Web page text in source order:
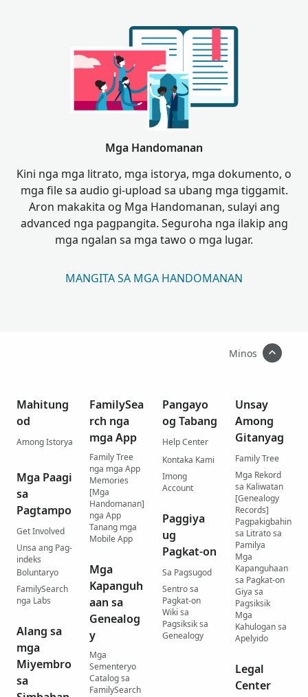
Mga Handomanan
Kini nga mga litrato, mga istorya, mga dokumento, o
mga file sa audio gi-upload sa ubang mga tiggamit.
Aron makakita og Mga Handomanan, sulayi ang
advanced nga pagpangita. Seguroha nga ilakip ang
mga ngalan sa mga tawo o mga lugar.
MANGITA SA MGA HANDOMANAN
Minos
Mahitung
od
Among Istorya
Mga Paagi
sa
Pagtampo
Get Involved
Unsa ang Pag-
indeks
Boluntaryo
FamilySearch
nga Labs
Alang sa
mga
Miyembro
sa
FamilySea
rch nga
mga App
Family Tree
nga mga App
Memories
[Mga
Handomanan]
nga App
Tanang mga
Mobile App
Mga
Kapanguh
aan sa
Genealog
y
Mga
Sementeryo
Catalog sa
FamilySearch
Pangayo
og Tabang
Help Center
Kontaka Kami
Imong
Account
Paggiya
ug
Pagkat-on
Sa Pagsugod
Sentro sa
Pagkat-on
Wiki sa
Pagsiksik sa
Genealogy
Unsay
Among
Gitanyag
Family Tree
Mga Rekord
sa Kaliwatan
[Genealogy
Records]
Pagpakigbahin
sa Litrato sa
Pamilya
Mga
Kapanguhaan
sa Pagkat-on
Giya sa
Pagsiksik
Mga
Kahulogan sa
Apelyido
Legal
Center